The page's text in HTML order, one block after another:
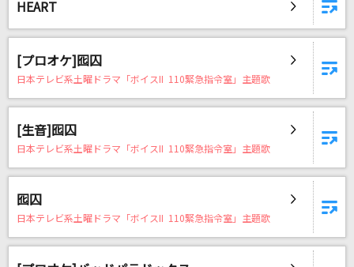
HEART
[プロオケ]囮囚
日本テレビ系土曜ドラマ「ボイスII 110緊急指令室」主題歌
[生音]囮囚
日本テレビ系土曜ドラマ「ボイスII 110緊急指令室」主題歌
囮囚
日本テレビ系土曜ドラマ「ボイスII 110緊急指令室」主題歌